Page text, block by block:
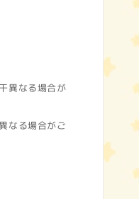
異なる場合が
なる場合がご